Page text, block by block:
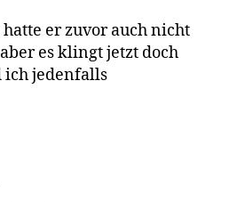
er zuvor auch nicht
es klingt jetzt doch
ich jedenfalls